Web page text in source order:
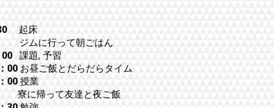
起床
に行って朝ごはん
課題, 予習
00 お昼ご飯とだらだらタイム
00授業
帰って友達と夜ご飯